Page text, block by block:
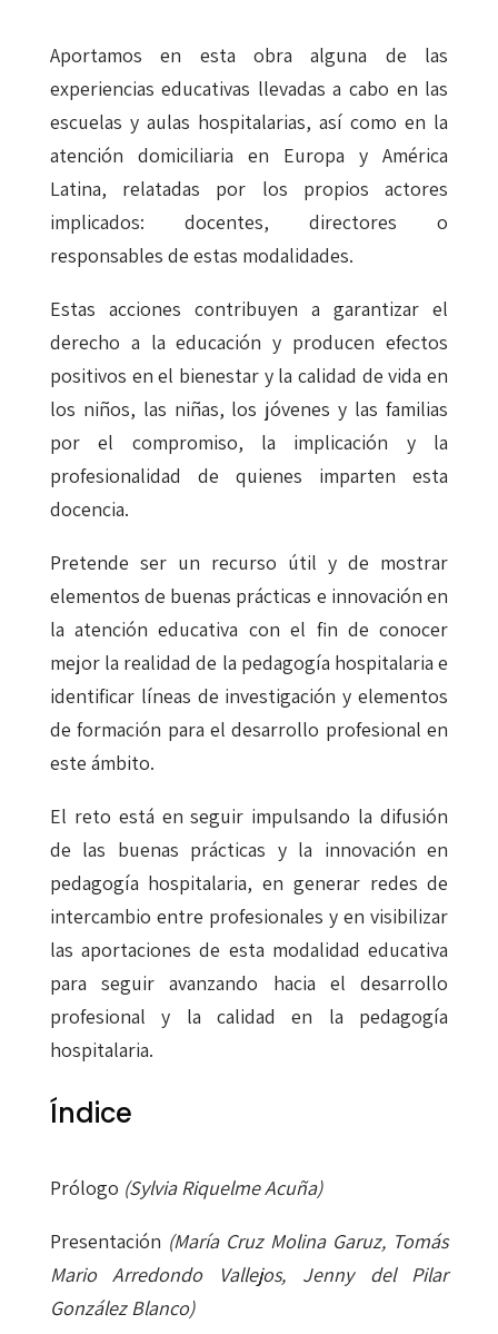
Aportamos en esta obra alguna de las
experiencias educativas llevadas a cabo en las
escuelas y aulas hospitalarias, así como en la
atención domiciliaria en Europa y América
Latina, relatadas por los propios actores
implicados: docentes, directores o
responsables de estas modalidades.
Estas acciones contribuyen a garantizar el
derecho a la educación y producen efectos
positivos en el bienestar y la calidad de vida en
los niños, las niñas, los jóvenes y las familias
por el compromiso, la implicación y la
profesionalidad de quienes imparten esta
docencia.
Pretende ser un recurso útil y de mostrar
elementos de buenas prácticas e innovación en
la atención educativa con el fin de conocer
mejor la realidad de la pedagogía hospitalaria e
identificar líneas de investigación y elementos
de formación para el desarrollo profesional en
este ámbito.
El reto está en seguir impulsando la difusión
de las buenas prácticas y la innovación en
pedagogía hospitalaria, en generar redes de
intercambio entre profesionales y en visibilizar
las aportaciones de esta modalidad educativa
para seguir avanzando hacia el desarrollo
profesional y la calidad en la pedagogía
hospitalaria.
Índice
Prólogo (Sylvia Riquelme Acuña)
Presentación (María Cruz Molina Garuz, Tomás
Mario Arredondo Vallejos, Jenny del Pilar
González Blanco)